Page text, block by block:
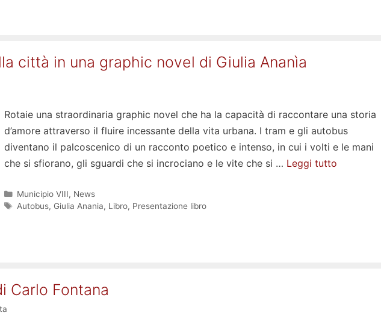
città in una graphic novel di Giulia Ananìa
Rotaie una straordinaria graphic novel che ha la capacità di raccontare una storia
d’amore attraverso il fluire incessante della vita urbana. I tram e gli autobus
diventano il palcoscenico di un racconto poetico e intenso, in cui i volti e le mani
che si sfiorano, gli sguardi che si incrociano e le vite che si … Leggi tutto
Categorie
Municipio VIII, News
Tag
Autobus, Giulia Anania, Libro, Presentazione libro
Carlo Fontana